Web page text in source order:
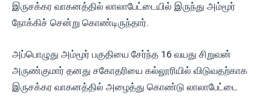
இருசக்கர வாகனத்தில் லாலாபேட்டையில் இருந்து அம்மூர்
நோக்கிச் சென்று கொண்டிருந்தார்.
அப்பொழுது அம்மூர் பகுதியை சேர்ந்த 16 வயது சிறுவன்
அருண்குமார் தனது சகோதரியை கல்லூரியில் விடுவதற்காக
இருசக்கர வாகனத்தில் அழைத்து கொண்டு லாலாபேட்டை